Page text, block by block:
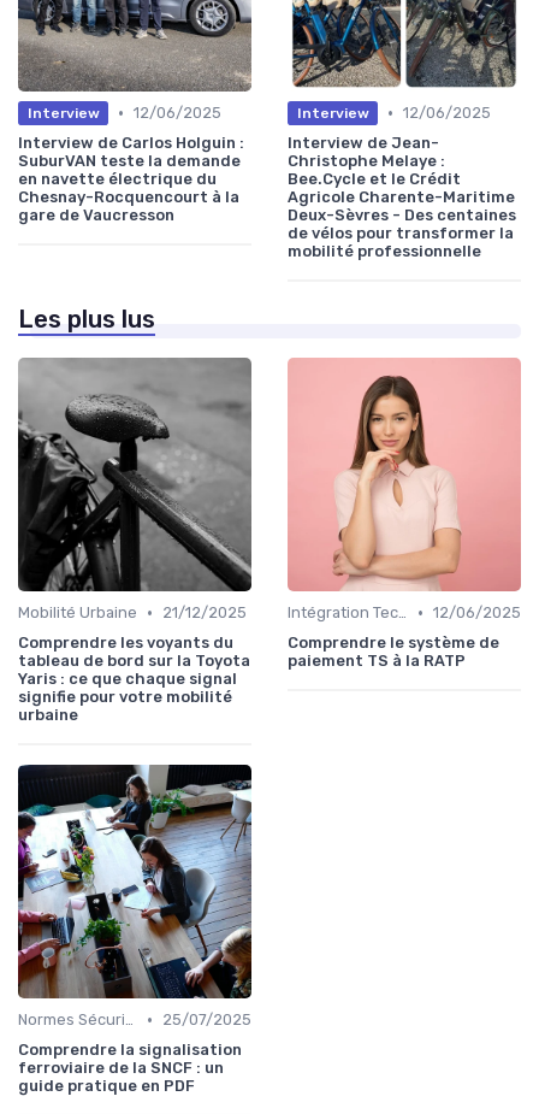
Interview • 12/06/2025
Interview de Carlos Holguin :
SuburVAN teste la demande
en navette électrique du
Chesnay-Rocquencourt à la
gare de Vaucresson
Interview • 12/06/2025
Interview de Jean-
Christophe Melaye :
Bee.Cycle et le Crédit
Agricole Charente-Maritime
Deux-Sèvres - Des centaines
de vélos pour transformer la
mobilité professionnelle
Les plus lus
Mobilité Urbaine •
21/12/2025
Comprendre les voyants du
tableau de bord sur la Toyota
Yaris : ce que chaque signal
signifie pour votre mobilité
urbaine
Intégration Technologique • 12/06/2025
Comprendre le système de
paiement TS à la RATP
Normes Sécurité •
25/07/2025
Comprendre la signalisation
ferroviaire de la SNCF : un
guide pratique en PDF